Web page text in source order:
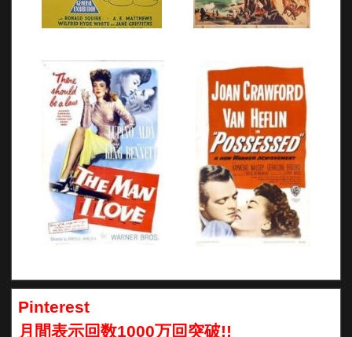
Pinterest
月間表示回数1000万回突破!!